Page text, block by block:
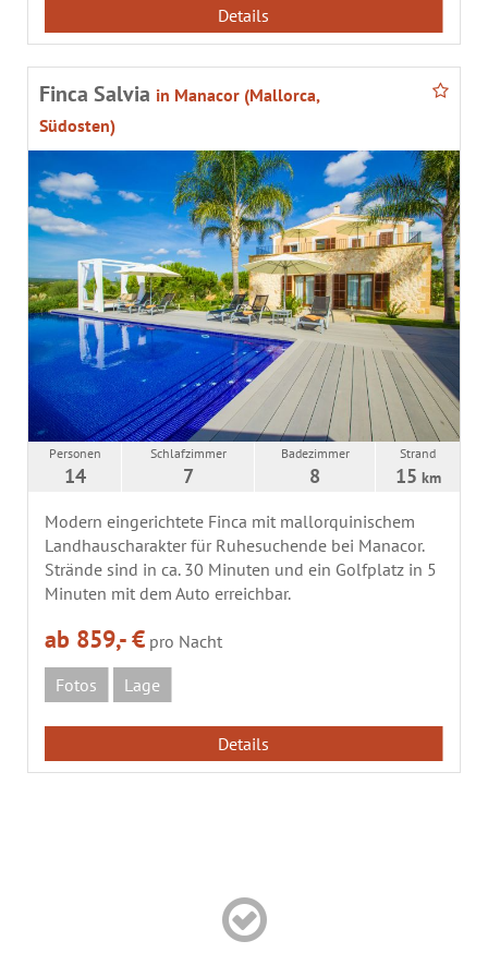
Details
Finca Salvia in Manacor (Mallorca,
Südosten)
Personen
14
Schlafzimmer
7
Badezimmer
8
Strand
15 km
Modern eingerichtete Finca mit mallorquinischem
Landhauscharakter für Ruhesuchende bei Manacor.
Strände sind in ca. 30 Minuten und ein Golfplatz in 5
Minuten mit dem Auto erreichbar.
ab 859,- € pro Nacht
Fotos
Lage
Details